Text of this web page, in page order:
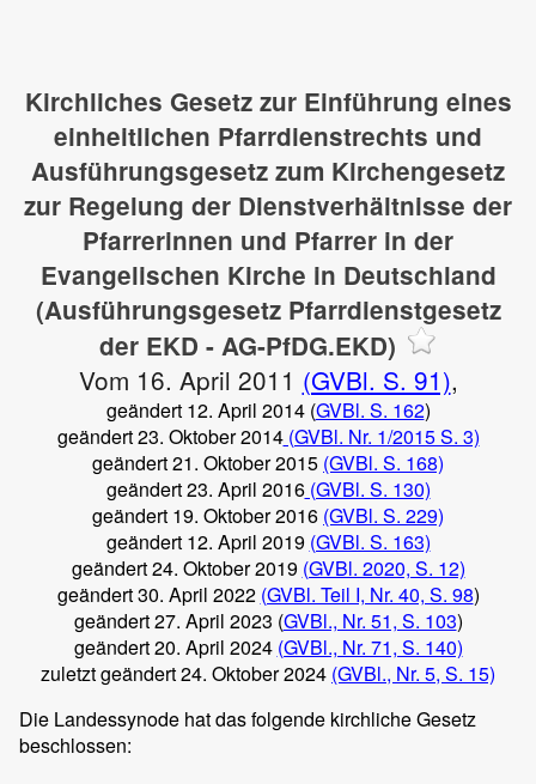
Kirchliches Gesetz zur Einführung eines
einheitlichen Pfarrdienstrechts und
Ausführungsgesetz zum Kirchengesetz
zur Regelung der Dienstverhältnisse der
Pfarrerinnen und Pfarrer in der
Evangelischen Kirche in Deutschland
(Ausführungsgesetz Pfarrdienstgesetz
der EKD - AG-PfDG.EKD)
Vom 16. April 2011 (GVBl. S. 91),
geändert 12. April 2014 (GVBl. S. 162)
geändert 23. Oktober 2014(GVBl. Nr. 1/2015 S. 3)
geändert 21. Oktober 2015 (GVBl. S. 168)
geändert 23. April 2016(GVBl. S. 130)
geändert 19. Oktober 2016 (GVBl. S. 229)
geändert 12. April 2019 (GVBl. S. 163)
geändert 24. Oktober 2019 (GVBl. 2020, S. 12)
geändert 30. April 2022 (GVBl. Teil I, Nr. 40, S. 98)
geändert 27. April 2023 (GVBl., Nr. 51, S. 103)
geändert 20. April 2024 (GVBl., Nr. 71, S. 140)
zuletzt geändert 24. Oktober 2024 (GVBl., Nr. 5, S. 15)
Die Landessynode hat das folgende kirchliche Gesetz
beschlossen: